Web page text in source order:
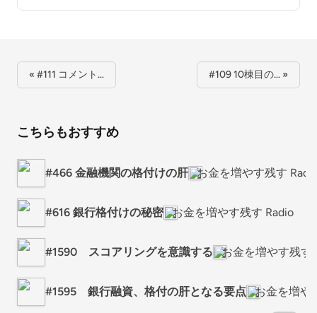
« #111 コメント… #109 10棟目の… »
こちらもおすすめ
#466 金融機関の格付けの肝 お金を増やす残す
#616 銀行格付けの秘密 お金を増やす残す Radio
#1590 スコアリングを意識する お金を増やす残す
#1595 銀行融資、格付の肝となる要点 お金を増や